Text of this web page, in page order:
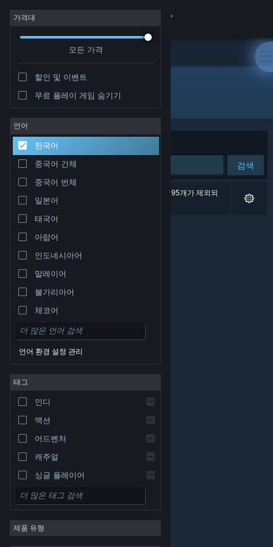
로그인
커뮤니티
정보
지원
언어 변경
Steam 모바일 앱 다운로드
PC 웹사이트 보기
및 기타 국가에서 각각 해당 소유자의 재산입니다.개인정
보 처리방침|법적 고지|접근성|Steam 이용 약관|
환불 | 쿠키
가격대
모든 가격
할인 및 이벤트
무료 플레이 게임 숨기기
언어
한국어
중국어 간체
중국어 번체
일본어
태국어
아랍어
인도네시아어
말레이어
불가리아어
체코어
덴마크어
독일어
영어
스페인어 - 중남미
그리스어
언어 환경 설정 관리
태그
인디
액션
어드벤처
캐주얼
싱글 플레이어
시뮬레이션
RPG
전략
제품 유형
개발자: Valkeala Software
정렬 기준 연관성
검색
검색 결과가 0개 있습니다. 환경 설정에 따라 게임 95개가 제외되
었습니다.